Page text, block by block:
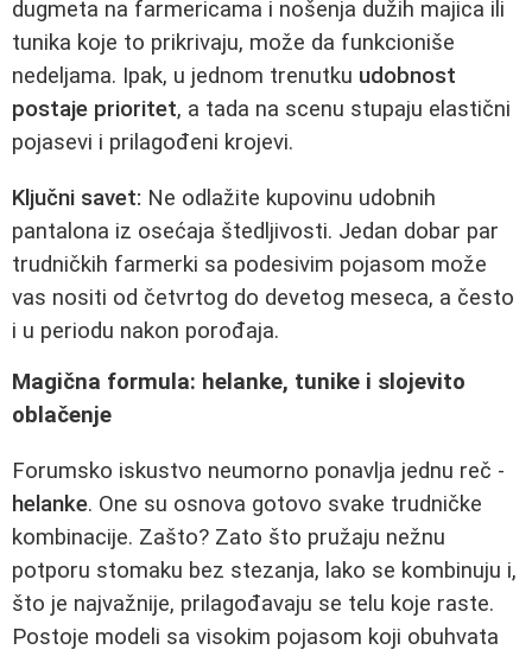
dugmeta na farmericama i nošenja dužih majica ili
tunika koje to prikrivaju, može da funkcioniše
nedeljama. Ipak, u jednom trenutku udobnost
postaje prioritet, a tada na scenu stupaju elastični
pojasevi i prilagođeni krojevi.
Ključni savet: Ne odlažite kupovinu udobnih
pantalona iz osećaja štedljivosti. Jedan dobar par
trudničkih farmerki sa podesivim pojasom može
vas nositi od četvrtog do devetog meseca, a često
i u periodu nakon porođaja.
Magična formula: helanke, tunike i slojevito
oblačenje
Forumsko iskustvo neumorno ponavlja jednu reč -
helanke. One su osnova gotovo svake trudničke
kombinacije. Zašto? Zato što pružaju nežnu
potporu stomaku bez stezanja, lako se kombinuju i,
što je najvažnije, prilagođavaju se telu koje raste.
Postoje modeli sa visokim pojasom koji obuhvata